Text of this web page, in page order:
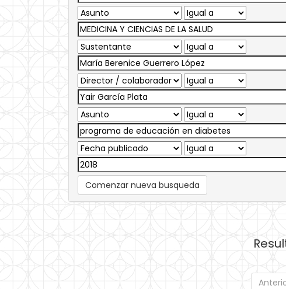
Comenzar nueva busqueda